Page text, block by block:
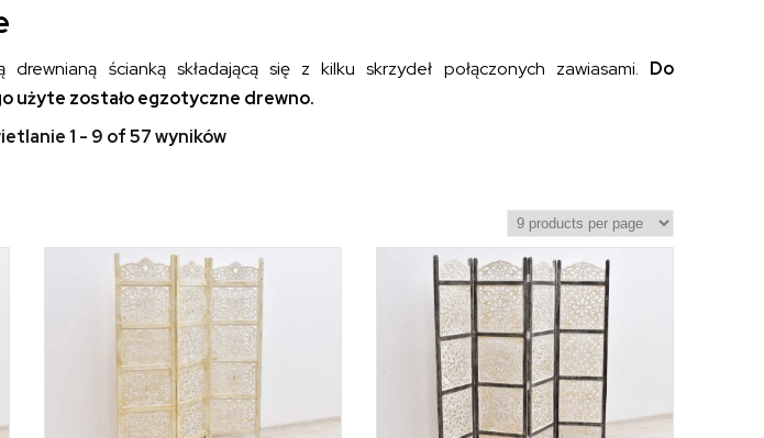
ścianką składającą się z kilku skrzydeł połączonych zawiasami. Do
użyte zostało egzotyczne drewno.
1 - 9 of 57 wyników